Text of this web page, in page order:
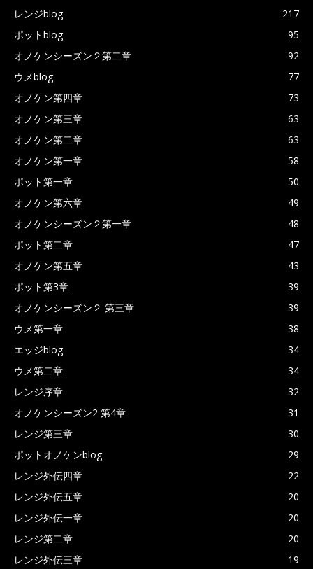
レンジblog
217
ポットblog
95
オノケンシーズン２第二章
92
ウメblog
77
オノケン第四章
73
オノケン第三章
63
オノケン第二章
63
オノケン第一章
58
ポット第一章
50
オノケン第六章
49
オノケンシーズン２第一章
48
ポット第二章
47
オノケン第五章
43
ポット第3章
39
オノケンシーズン２ 第三章
39
ウメ第一章
38
エッジblog
34
ウメ第二章
34
レンジ序章
32
オノケンシーズン2 第4章
31
レンジ第三章
30
ポットオノケンblog
29
レンジ外伝四章
22
レンジ外伝五章
20
レンジ外伝一章
20
レンジ第二章
20
レンジ外伝三章
19